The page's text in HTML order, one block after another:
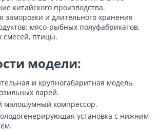
китайского производства.
заморозки и длительного хранения
мясо-рыбных полуфабрикатов,
смесей, птицы.
модели:
и крупногабаритная модель
ларей.
малошумный компрессор.
установка с нижним